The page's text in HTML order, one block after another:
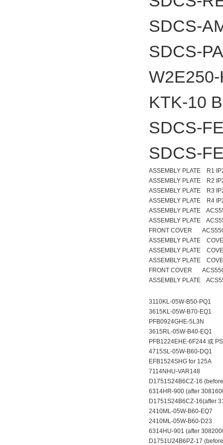
SDCS-
SDCS-
KTK-10
SDCS-
SDCS-
ASSEMBLY PLATE R1
ASSEMBLY PLATE R2
ASSEMBLY PLATE R3
ASSEMBLY PLATE R4
ASSEMBLY PLATE
ASSEMBLY PLATE
FRONT COVER
ASSEMBLY PLATE
ASSEMBLY PLATE
ASSEMBLY PLATE
FRONT COVER
ASSEMBLY PLATE
3110KL-05W-B50-PQ1
3615KL-05W-B70-EQ1
PFB0924GHE-5L3N
3615RL-05W-B40-EQ1
PFB1224EHE-6F244
4715SL-05W-B60-DQ1
EFB1524SHG for 125A
7114NHU-VAR148
D1751S24B6CZ-16
6314HR-900 (after
D1751S24B6CZ-16(after
2410ML-05W-B60-
2410ML-05W-B60-D23
6314HU-901 (after
D1751U24B6PZ-17